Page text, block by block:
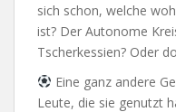
sich schon, welche
ist? Der Autonome
Tscherkessien? Oder
Eine ganz andere
Leute, die sie genutzt